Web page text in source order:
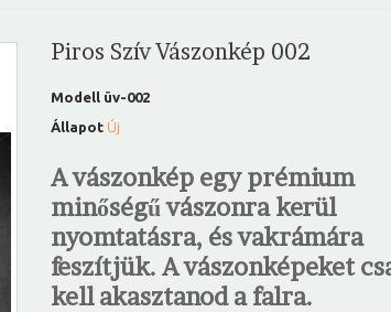
Piros Szív Vászonkép 002
Modell üv-002
Állapot Új
A vászonkép egy prémium
minőségű vászonra kerül
nyomtatásra, és vakrámára
feszítjük. A vászonképeket
kell akasztanod a falra.